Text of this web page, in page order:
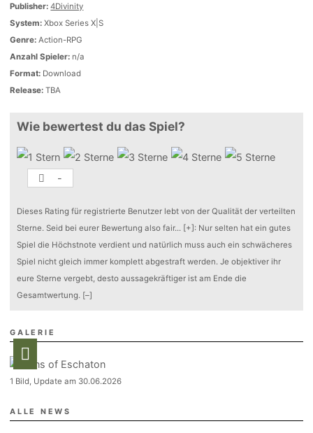
Publisher: 4Divinity
System: Xbox Series X|S
Genre: Action-RPG
Anzahl Spieler: n/a
Format: Download
Release: TBA
Wie bewertest du das Spiel?
-
Dieses Rating für registrierte Benutzer lebt von der Qualität der verteilten
Sterne. Seid bei eurer Bewertung also fair... [+]: Nur selten hat ein gutes
Spiel die Höchstnote verdient und natürlich muss auch ein schwächeres
Spiel nicht gleich immer komplett abgestraft werden. Je objektiver ihr
eure Sterne vergebt, desto aussagekräftiger ist am Ende die
Gesamtwertung. [–]
GALERIE
1 Bild, Update am 30.06.2026
ALLE NEWS